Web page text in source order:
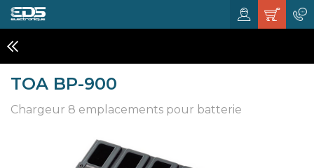
TOA BP-900
Chargeur 8 emplacements pour batterie